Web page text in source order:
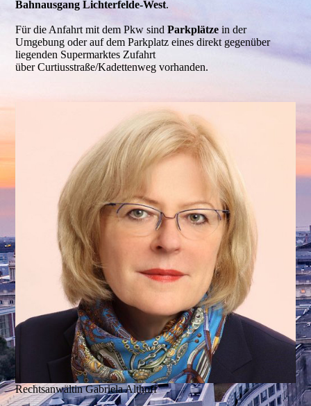
Bahnausgang Lichterfelde-West.
Für die Anfahrt mit dem Pkw sindParkplätze in der
Umgebung oder auf dem Parkplatz eines direkt gegenüber
liegenden Supermarktes Zufahrt
über Curtiusstraße/Kadettenweg vorhanden.
Rechtsanwältin Gabriela Althoff